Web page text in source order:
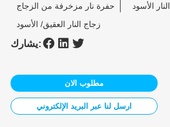
حفرة نار مزخرفة من الزجاج
الأسود
زجاج النار العقيق/ الأسود
يشارك:
مطلوب الان
ارسل لنا عبر البريد الإلكتروني